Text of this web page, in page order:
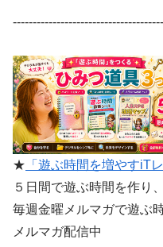
★ 「遊ぶ時間を増やすiT
５日間で遊ぶ時間を作り、
毎週金曜メルマガで遊ぶ
メルマガ配信中